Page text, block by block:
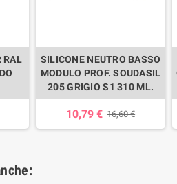
RAL
SILICONE NEUTRO BASSO
MODULO PROF. SOUDASIL
205 GRIGIO S1 310 ML.
10,79 € 16,60 €